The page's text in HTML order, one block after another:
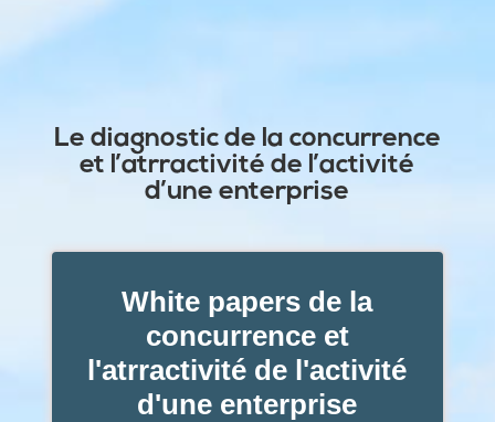
Le diagnostic de la concurrence
et l’atrractivité de l’activité
d’une enterprise
White papers de la
concurrence et
l'atrractivité de l'activité
d'une enterprise